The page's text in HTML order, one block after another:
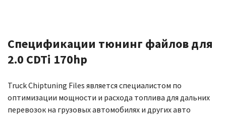
Спецификации тюнинг файлов для
2.0 CDTi 170hp
Truck Chiptuning Files является специалистом по
оптимизации мощности и расхода топлива для дальних
перевозок на грузовых автомобилях и других авто